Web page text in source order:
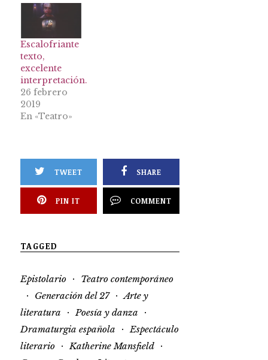
Escalofriante
texto,
excelente
interpretación.
26 febrero
2019
En «Teatro»
TWEET SHARE
PIN IT COMMENT
TAGGED
Epistolario · Teatro contemporáneo
· Generación del 27 · Arte y
literatura
· Poesía y danza ·
Dramaturgia española · Espectáculo
literario
· Katherine Mansfield ·